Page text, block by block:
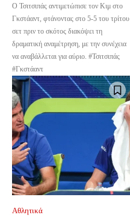
Ο Τσιτσιπάς αντιμετώπισε τον Κιμ στο
Γκστάαντ, φτάνοντας στο 5-5 του τρίτου
σετ πριν το σκότος διακόψει τη
δραματική αναμέτρηση, με την συνέχεια
να αναβάλλεται για αύριο. #Τσιτσιπάς
#Γκστάαντ
Αθλητικά